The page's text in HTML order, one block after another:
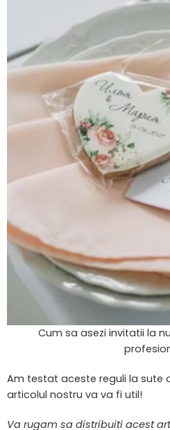
Cum sa asezi invitatii la
Am testat aceste reguli la sute
articolul nostru va va fi util!
Va rugam sa distribuiti acest